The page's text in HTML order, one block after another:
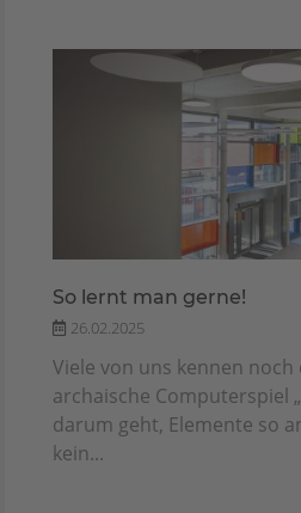
So lernt man gerne!
26.02.2025
Viele von uns kennen noch
archaische Computerspiel
darum geht, Elemente so
kein...